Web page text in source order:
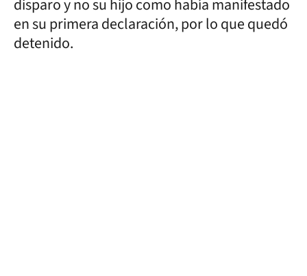
disparo y no su hijo como había manifestado
en su primera declaración, por lo que quedó
detenido.